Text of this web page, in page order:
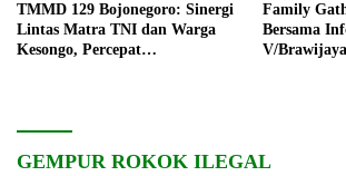
TMMD 129 Bojonegoro: Sinergi
Lintas Matra TNI dan Warga
Kesongo, Percepat
Family
Bersama
V/
GEMPUR ROKOK ILEGAL